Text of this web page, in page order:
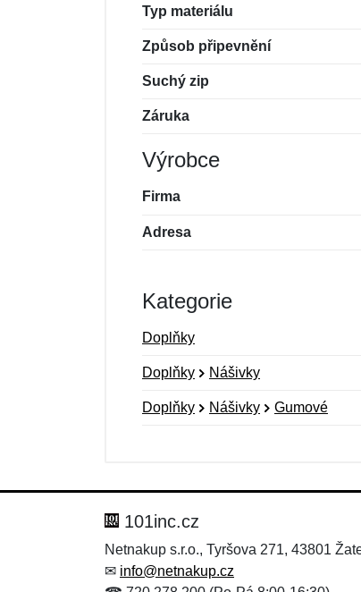
Typ materiálu
Způsob připevnění
Suchý zip
Záruka
Výrobce
Firma
Adresa
Kategorie
Doplňky
Doplňky Nášivky
Doplňky Nášivky Gumové
Zpráva*
Zpráva*
101inc.cz
Netnakup s.r.o., Tyršova 271, 43801
✉ info@netnakup.cz